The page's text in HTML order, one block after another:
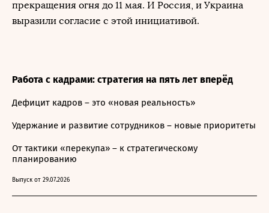
прекращения огня до 11 мая. И Россия, и Украина
выразили согласие с этой инициативой.
Работа с кадрами: стратегия на пять лет вперёд
Дефицит кадров – это «новая реальность»
Удержание и развитие сотрудников – новые приоритеты
От тактики «перекупа» – к стратегическому
планированию
Выпуск от 29.07.2026